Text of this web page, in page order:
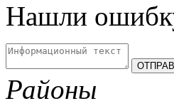
Нашли
Районы